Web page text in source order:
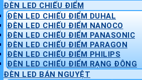
ĐÈN LED CHIẾU ĐIỂM
ĐÈN LED CHIẾU ĐIỂM DUHAL
ĐÈN LED CHIẾU ĐIỂM NANOCO
ĐÈN LED CHIẾU ĐIỂM PANASONIC
ĐÈN LED CHIẾU ĐIỂM PARAGON
ĐÈN LED CHIẾU ĐIỂM PHILIPS
ĐÈN LED CHIẾU ĐIỂM RẠNG ĐÔNG
ĐÈN LED BÁN NGUYỆT